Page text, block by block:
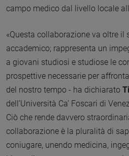
campo medico dal livello locale
«Questa collaborazione va oltre il
accademico; rappresenta un
a giovani studiosi e studiose le
prospettive necessarie per
del nostro tempo - ha dichiarato
dell’Università Ca’ Foscari di
Ciò che rende davvero
collaborazione è la pluralità di
coniugare, unendo medicina,